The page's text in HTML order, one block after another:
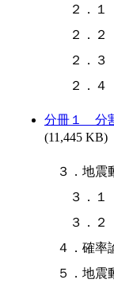
２．１
２．２
２．３
分冊１ 分
(11,445 KB)
３．地震
３．１
３．２
４．確率
５．地震